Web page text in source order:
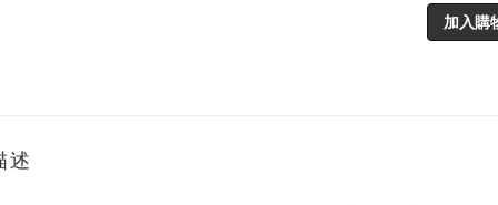
加入購
述